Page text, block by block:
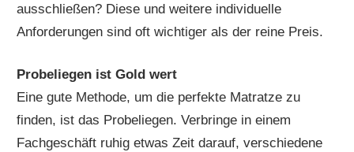
ausschließen? Diese und weitere individuelle
Anforderungen sind oft wichtiger als der reine Preis.
Probeliegen ist Gold wert
Eine gute Methode, um die perfekte Matratze zu
finden, ist das Probeliegen. Verbringe in einem
Fachgeschäft ruhig etwas Zeit darauf, verschiedene